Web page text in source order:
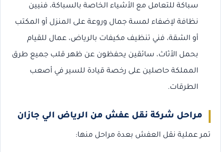
سباكة للتعامل مع الأشياء الخاصة بالسباكة، فنيين
نظافة لإضفاء لمسة جمال وروعة على المنزل أو المكتب
أو الشقة، فني تنظيف مكيفات بالرياض، عمال للقيام
بحمل الأثاث، سائقين يحفظون عن ظهر قلب جميع طرق
المملكة حاصلين على رخصة قيادة للسير في أصعب
الطرقات.
مراحل شركة نقل عفش من الرياض الي جازان
تمر عملية نقل العفش بعدة مراحل منها: